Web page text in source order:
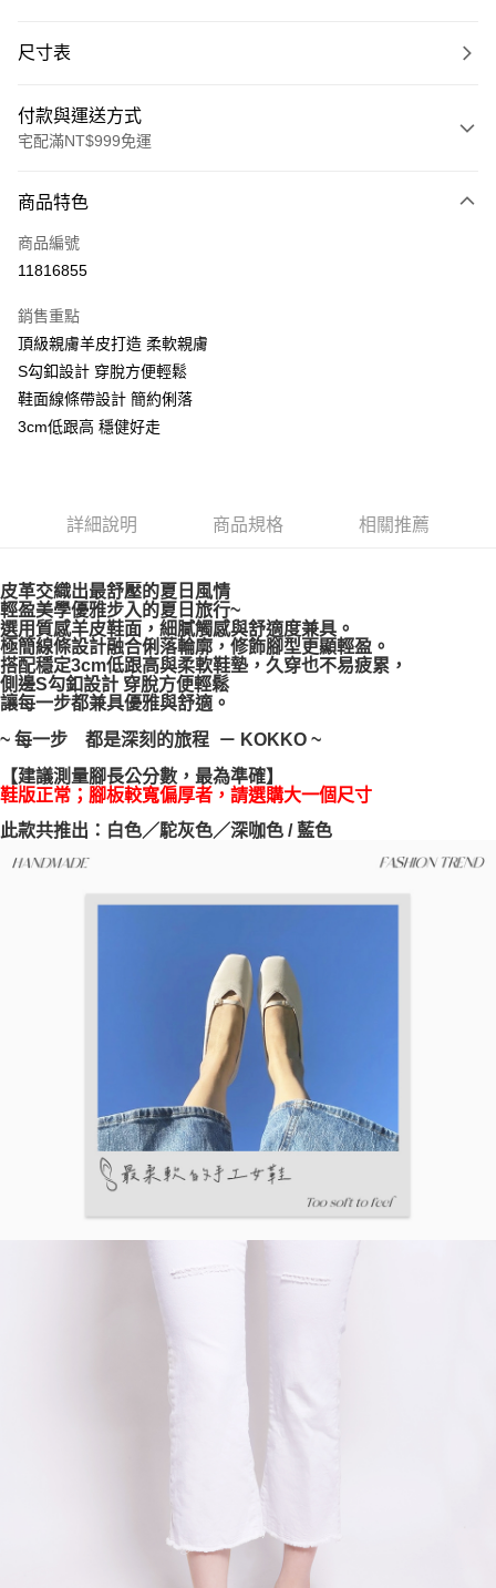
尺寸表
付款與運送方式
宅配滿NT$999免運
信用卡一次付款
LINE Pay
街口支付
悠遊付
AFTEE先享後付
便利好安心！
１．簡單：不需註冊會員、不需綁卡、不需儲值。
【「AFTEE先享後付」結帳流程】
１．於結帳方式選擇「AFTEE先享後付」後，將跳轉至「AFTEE先享後付」
結帳頁面，進行簡訊認證並確認金額後，即可完成結帳。
２．訂單成立數日內，您將收到繳費通知簡訊。
３．收到繳費通知簡訊後14天內，點擊此簡訊中的連結，可透過四大超商／
ATM／網路銀行／等多元方式進行付款，方視為交易完成。
※ 請注意：結帳手續完成當下不需立刻繳費，但若您需要取消訂單，請聯絡
購買商品的店家。未經商家同意取消之訂單仍視為有效，需透過AFTEE先享
後付繳納相關費用。
※ 交易是否成功請以「AFTEE先享後付 」之結帳頁面顯示為準，若有關於
客戶支援中心」https://netprotections.freshdesk.com/support/home
【注意事項】
１．透過由恩沛科技股份有限公司提供之「AFTEE先享後付」服務完成之交
２．關於個人資料處理事宜，請瀏覽以下網址：
３．未成年的使用者請事先徵得法定代理人或監護人之同意方可使用
「AFTEE先享後付」，若未經同意申辦者引起之損失，本公司不負相關責
４．使用「AFTEE先享後付」時，將依據個別帳號之用戶狀況，依本公司即
時審查核予不同之上限額度；若仍有額度不足之情形，本公司將視審查結果
５．嚴禁一人註冊多個帳號或使用他人資訊註冊。若發現惡意使用之情形，
恩沛科技股份有限公司將有權停止該用戶之使用額度並採取法律行動。
宅配通
每筆NT$100，滿NT$999(含以上)免運費
商品特色
商品編號
11816855
銷售重點
頂級親膚羊皮打造 柔軟親膚
S勾釦設計 穿脫方便輕鬆
鞋面線條帶設計 簡約俐落
3cm低跟高 穩健好走
詳細說明 商品規格 相關推薦
皮革交織出最舒壓的夏日風情
輕盈美學優雅步入的夏日旅行~
選用質感羊皮鞋面，細膩觸感與舒適度兼具。
極簡線條設計融合俐落輪廓，修飾腳型更顯輕盈。
搭配穩定3cm低跟高與柔軟鞋墊，久穿也不易疲累，
側邊S勾釦設計 穿脫方便輕鬆
讓每一步都兼具優雅與舒適。
~ 每一步 都是深刻的旅程 － KOKKO ~
【建議測量腳長公分數，最為準確】
鞋版正常；腳板較寬偏厚者，請選購大一個尺寸
此款共推出：白色／駝灰色／深咖色 / 藍色